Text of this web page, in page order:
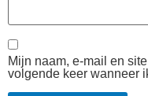
Mijn naam, e-mail en
volgende keer wanneer